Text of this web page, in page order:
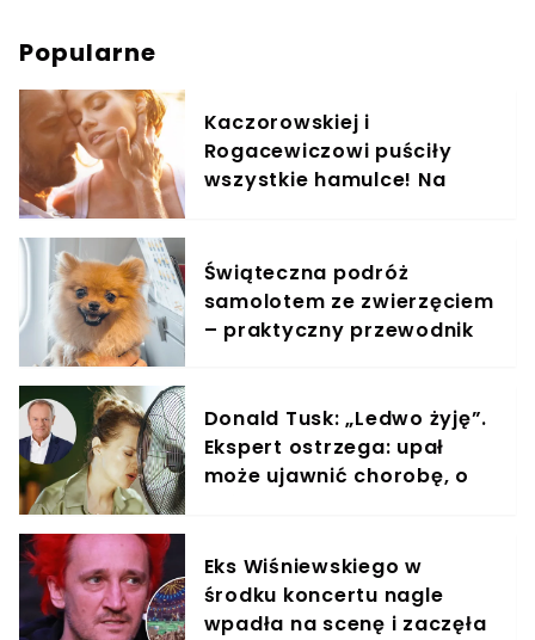
Popularne
Kaczorowskiej i
Rogacewiczowi puściły
wszystkie hamulce! Na
Świąteczna podróż
samolotem ze zwierzęciem
– praktyczny przewodnik
Donald Tusk: „Ledwo żyję”.
Ekspert ostrzega: upał
może ujawnić chorobę, o
Eks Wiśniewskiego w
środku koncertu nagle
wpadła na scenę i zaczęła